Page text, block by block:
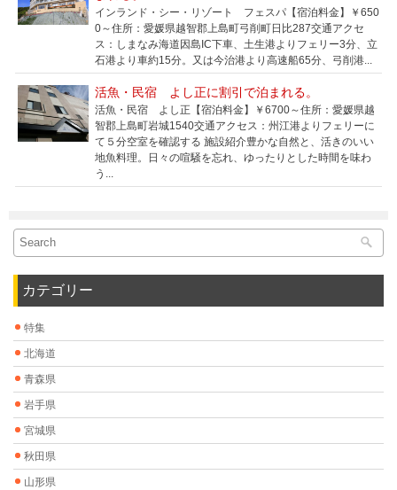
インランド・シー・リゾート フェスパ【宿泊料金】￥650
0～住所：愛媛県越智郡上島町弓削町日比287交通アクセ
ス：しまなみ海道因島IC下車、土生港よりフェリー3分、立
石港より車約15分。又は今治港より高速船65分、弓削港...
活魚・民宿 よし正に割引で泊まれる。
活魚・民宿 よし正【宿泊料金】￥6700～住所：愛媛県越
智郡上島町岩城1540交通アクセス：州江港よりフェリーに
て５分空室を確認する 施設紹介豊かな自然と、活きのいい
地魚料理。日々の喧騒を忘れ、ゆったりとした時間を味わ
う...
カテゴリー
特集
北海道
青森県
岩手県
宮城県
秋田県
山形県